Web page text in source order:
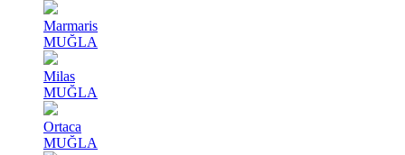
Marmaris
MUĞLA
Milas
MUĞLA
Ortaca
MUĞLA